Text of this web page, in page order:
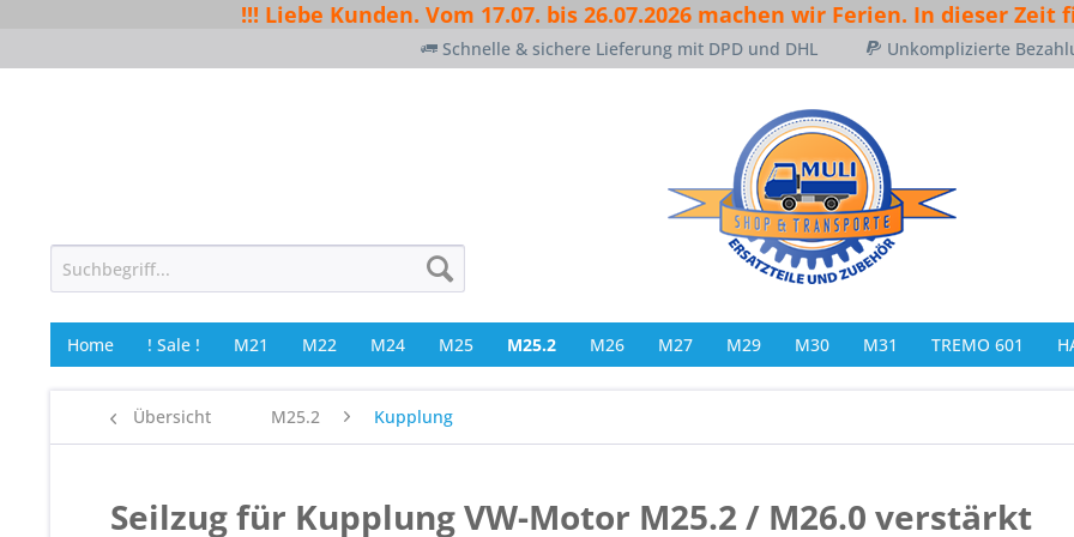
!!! Liebe Kunden. Vom 17.07. bis 26.07.2026 machen wir Ferien. In dieser
Schnelle & sichere Lieferung mit DPD und DHL Unkomplizierte
Home ! Sale ! M21 M22 M24 M25 M25.2 M26 M27 M29 M30 M31 TREMO 601
Übersicht M25.2 Kupplung
Seilzug für Kupplung VW-Motor M25.2 / M26.0 verstärkt